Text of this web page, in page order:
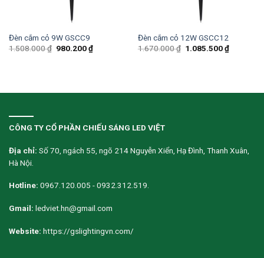
Đèn cắm cỏ 9W GSCC9
1.508.000₫ 980.200₫
Đèn cắm cỏ 12W GSCC12
1.670.000₫ 1.085.500₫
CÔNG TY CỔ PHẦN CHIẾU SÁNG LED VIỆT
Địa chỉ: Số 70, ngách 55, ngõ 214 Nguyễn Xiển, Hạ Đình, Thanh Xuân,
Hà Nội.
Hotline: 0967.120.005 - 0932.312.519.
Gmail: ledviet.hn@gmail.com
Website: https://gslightingvn.com/